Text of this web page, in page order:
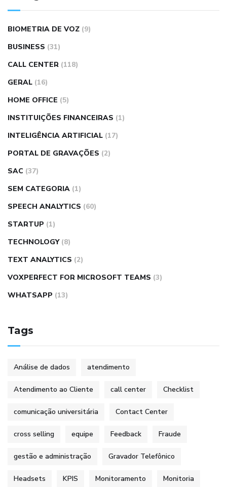
BIOMETRIA DE VOZ (9)
BUSINESS (31)
CALL CENTER (118)
GERAL (16)
HOME OFFICE (5)
INSTITUIÇÕES FINANCEIRAS (1)
INTELIGÊNCIA ARTIFICIAL (17)
PORTAL DE GRAVAÇÕES (2)
SAC (37)
SEM CATEGORIA (1)
SPEECH ANALYTICS (60)
STARTUP (1)
TECHNOLOGY (8)
TEXT ANALYTICS (2)
VOXPERFECT FOR MICROSOFT TEAMS (3)
WHATSAPP (13)
Tags
Análise de dados atendimento
Atendimento ao Cliente call center Checklist
comunicação universitária Contact Center
cross selling equipe Feedback Fraude
gestão e administração Gravador Telefônico
Headsets KPIS Monitoramento Monitoria